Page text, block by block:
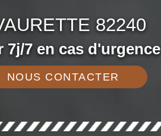
82240
7j/7 en cas d'urgence
NOUS CONTACTER